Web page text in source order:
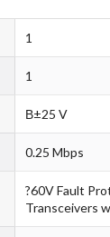
1
1
В±25 V
0.25 Mbps
?60V Fault
Transceivers